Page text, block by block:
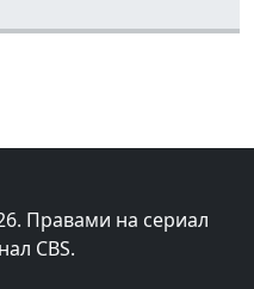
Правами на сериал
CBS.